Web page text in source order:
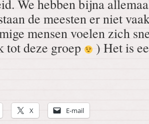
We hebben bijna
de meesten er niet
mensen voelen zich
tot deze groep
) Het is
X E-mail